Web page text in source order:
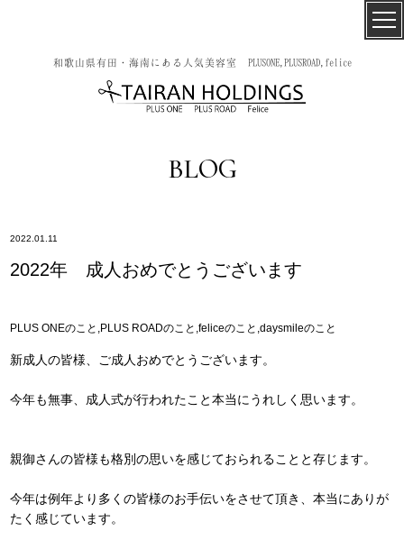
和歌山県有田・海南にある人気美容室 PLUSONE,PLUSROAD,felice
BLOG
2022.01.11
2022年 成人おめでとうございます
PLUS ONEのこと,PLUS ROADのこと,feliceのこと,daysmileのこと
新成人の皆様、ご成人おめでとうございます。
今年も無事、成人式が行われたこと本当にうれしく思います。
親御さんの皆様も格別の思いを感じておられることと存じます。
今年は例年より多くの皆様のお手伝いをさせて頂き、本当にありが
たく感じています。